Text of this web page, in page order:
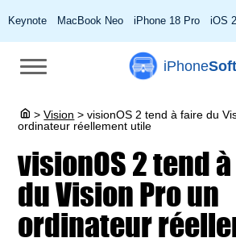
Keynote MacBook Neo iPhone 18 Pro iOS
iPhoneSoft
> Vision > visionOS 2 tend à faire du
ordinateur réellement utile
visionOS 2 tend
du Vision Pro un
ordinateur